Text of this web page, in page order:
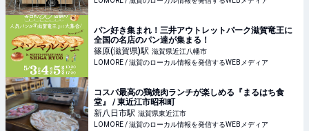
パン好き集まれ！三井アウトレットパーク滋賀竜王に
全国の名店のパン達が集まる！
篠原(滋賀県)駅 滋賀県近江八幡市
LOMORE / 滋賀のローカル情報を発信するWEBメディア
コスパ最高の鶏焼肉ランチが楽しめる『まるはち食
堂』 / 東近江市昭和町
新八日市駅 滋賀県東近江市
LOMORE / 滋賀のローカル情報を発信するWEBメディア